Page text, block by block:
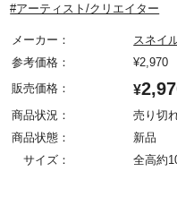
#アーティスト/クリエイター
メーカー：
スネイ
参考価格：
¥2,970
販売価格：
¥
商品状況：
売り切
商品状態：
新品
サイズ：
全高約